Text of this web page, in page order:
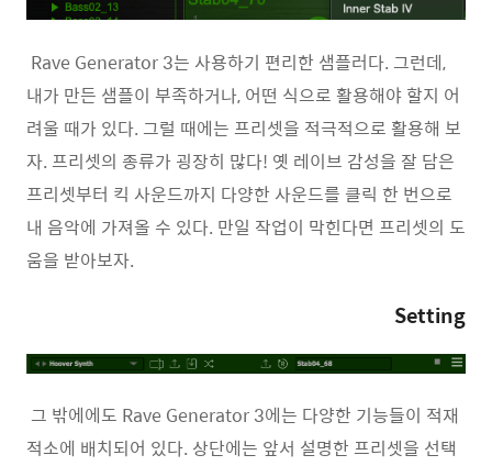
Rave Generator 3는 사용하기 편리한 샘플러다. 그런데,
내가 만든 샘플이 부족하거나, 어떤 식으로 활용해야 할지 어
려울 때가 있다. 그럴 때에는 프리셋을 적극적으로 활용해 보
자. 프리셋의 종류가 굉장히 많다! 옛 레이브 감성을 잘 담은
프리셋부터 킥 사운드까지 다양한 사운드를 클릭 한 번으로
내 음악에 가져올 수 있다. 만일 작업이 막힌다면 프리셋의 도
움을 받아보자.
Setting
그 밖에에도 Rave Generator 3에는 다양한 기능들이 적재
적소에 배치되어 있다. 상단에는 앞서 설명한 프리셋을 선택